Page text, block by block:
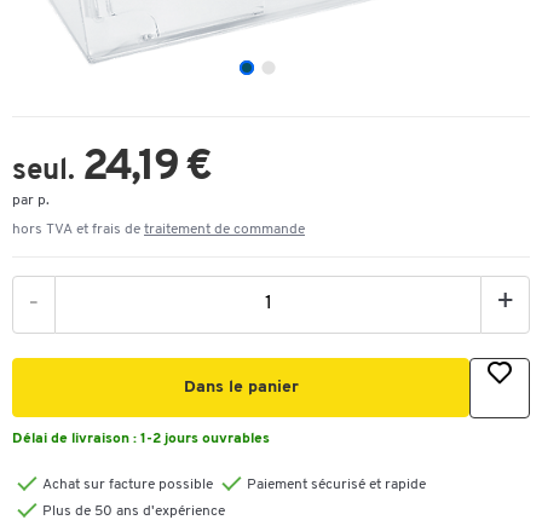
seul. 24,19 €
par p.
hors TVA et frais de traitement de commande
- +
Dans le panier
Délai de livraison : 1-2 jours ouvrables
Achat sur facture possible
Paiement sécurisé et rapide
Plus de 50 ans d'expérience